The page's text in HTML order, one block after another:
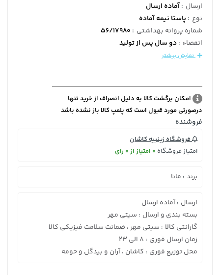
ارسال :آماده ارسال
نوع : پاستا نیمه آماده
شماره پروانه بهداشتی :
56/17980
انقضاء :دو سال پس از تولید
نمایش بیشتر
امکان برگشت کالا به دلیل انصراف از خرید تنها
درصورتی مورد قبول است که پلمپ کالا باز نشده باشد
فروشنده
فروشگاه زینبیه کاشان
امتیاز فروشگاه 0 امتیاز از 0 رای
برند : مانا
ارسال : آماده ارسال
بسته بندی و ارسال : سیتی مهر
گارانتی کالا : سیتی مهر ، ضمانت سلامت فیزیکی کالا
زمان ارسال فوری : 8 الی 23
محل توزیع فوری : کاشان ، آران و بیدگل و حومه